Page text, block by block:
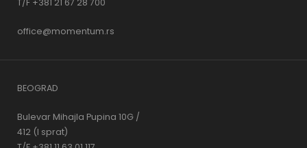
T/F +381 21 67 28 700
office@momentum.rs
BEOGRAD
Bulevar Mihajla Pupina 10G /
412 (I sprat)